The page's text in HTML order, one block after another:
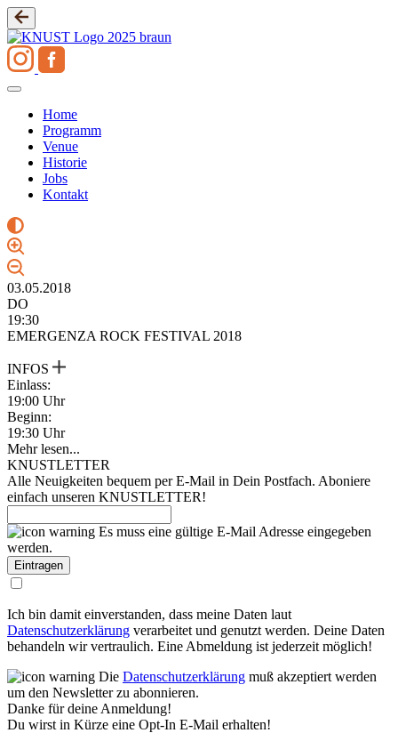
Zum
Inhalt
springen
Home
Programm
Venue
Historie
Jobs
Kontakt
03.05.2018
DO
19:30
EMERGENZA ROCK FESTIVAL 2018
INFOS
Einlass:
19:00 Uhr
Beginn:
19:30 Uhr
Mehr lesen...
KNUSTLETTER
Alle Neuigkeiten bequem per E-Mail in Dein Postfach. Aboniere
einfach unseren KNUSTLETTER!
Es muss eine gültige E-Mail Adresse eingegeben
werden.
Ich bin damit einverstanden, dass meine Daten laut
Datenschutzerklärung verarbeitet und genutzt werden. Deine Daten
behandeln wir vertraulich. Eine Abmeldung ist jederzeit möglich!
Die Datenschutzerklärung muß akzeptiert werden
um den Newsletter zu abonnieren.
Danke für deine Anmeldung!
Du wirst in Kürze eine Opt-In E-Mail erhalten!